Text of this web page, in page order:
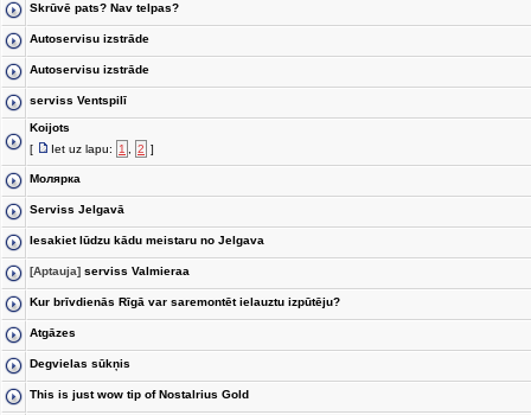
Skrūvē pats? Nav telpas?
Autoservisu izstrāde
Autoservisu izstrāde
serviss Ventspilī
Koijots
[
Iet uz lapu: 1 2 ]
Молярка
Serviss Jelgavā
Iesakiet lūdzu kādu meistaru no Jelgava
[Aptauja] serviss Valmieraa
Kur brīvdienās Rīgā var saremontēt ielauztu izpūtēju?
Atgāzes
Degvielas sūkņis
This is just wow tip of Nostalrius Gold